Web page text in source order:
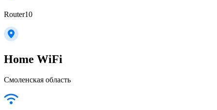
Router10
Home WiFi
Смоленская область